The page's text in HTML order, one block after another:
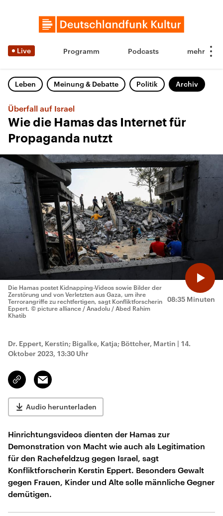
Live Programm Podcasts
Leben Meinung & Debatte Politik Archiv
Überfall auf Israel
Wie die Hamas das Internet für
Propaganda nutzt
08:35 Minuten
Die Hamas postet Kidnapping-Videos sowie Bilder der
Zerstörung und von Verletzten aus Gaza, um ihre
Terrorangriffe zu rechtfertigen, sagt Konfliktforscherin
Eppert. © picture alliance / Anadolu / Abed Rahim
Khatib
Dr. Eppert, Kerstin; Bigalke, Katja; Böttcher, Martin | 14.
Oktober 2023, 13:30 Uhr
Link
kopieren/teilen
Email
Audio herunterladen
Hinrichtungsvideos dienten der Hamas zur
Demonstration von Macht wie auch als Legitimation
für den Rachefeldzug gegen Israel, sagt
Konfliktforscherin Kerstin Eppert. Besonders Gewalt
gegen Frauen, Kinder und Alte solle männliche Gegner
demütigen.